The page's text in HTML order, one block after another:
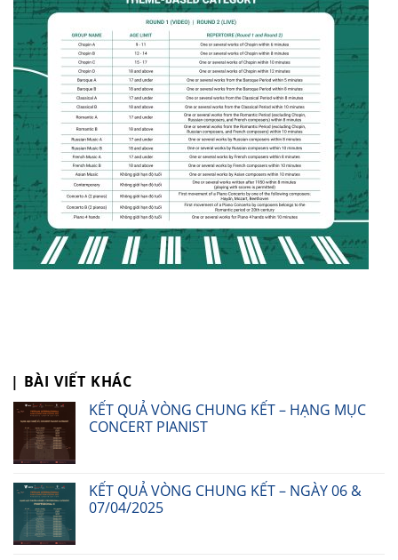
| BÀI VIẾT KHÁC
KẾT QUẢ VÒNG CHUNG KẾT – HẠNG MỤC
CONCERT PIANIST
KẾT QUẢ VÒNG CHUNG KẾT – NGÀY 06 &
07/04/2025